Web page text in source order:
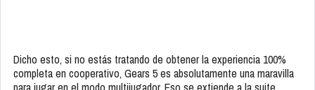
Dicho esto, si no estás tratando de obtener la experiencia 100%
completa en cooperativo, Gears 5 es absolutamente una maravilla